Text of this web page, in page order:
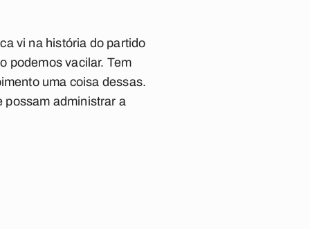
vi na história do partido
podemos vacilar. Tem
uma coisa dessas.
possam administrar a